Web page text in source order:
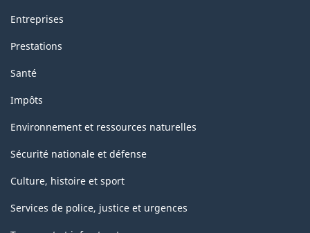
Entreprises
Prestations
Santé
Impôts
Environnement et ressources naturelles
Sécurité nationale et défense
Culture, histoire et sport
Services de police, justice et urgences